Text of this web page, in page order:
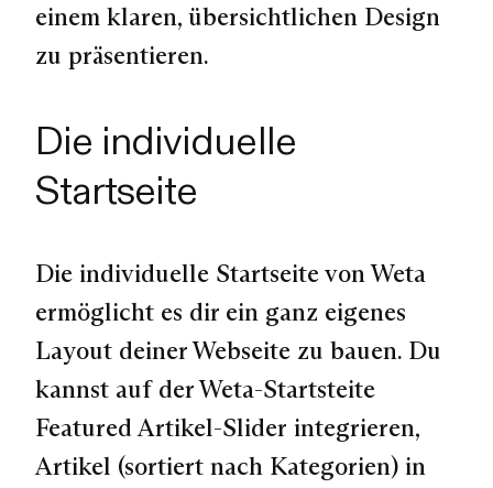
einem klaren, übersichtlichen Design
zu präsentieren.
Die individuelle
Startseite
Die individuelle Startseite von Weta
ermöglicht es dir ein ganz eigenes
Layout deiner Webseite zu bauen. Du
kannst auf der Weta-Startsteite
Featured Artikel-Slider integrieren,
Artikel (sortiert nach Kategorien) in